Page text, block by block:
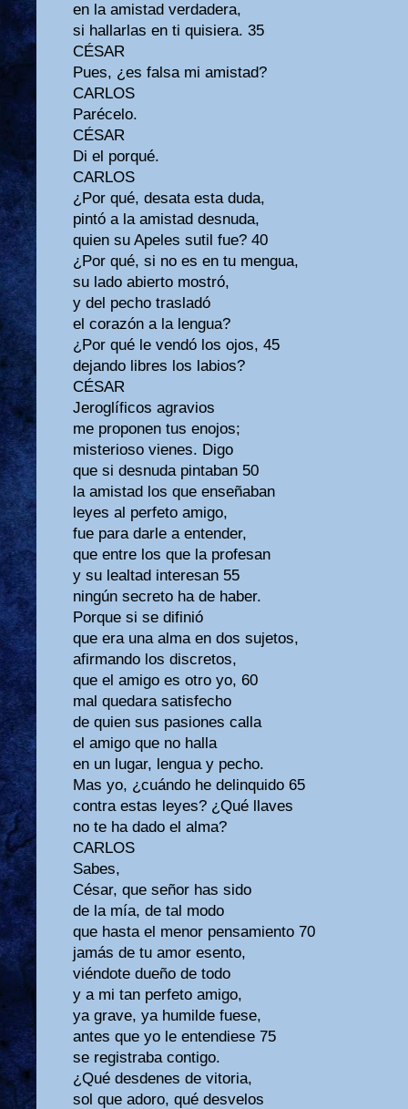
en la amistad verdadera,
si hallarlas en ti quisiera. 35
CÉSAR
Pues, ¿es falsa mi amistad?
CARLOS
Parécelo.
CÉSAR
Di el porqué.
CARLOS
¿Por qué, desata esta duda,
pintó a la amistad desnuda,
quien su Apeles sutil fue? 40
¿Por qué, si no es en tu mengua,
su lado abierto mostró,
y del pecho trasladó
el corazón a la lengua?
¿Por qué le vendó los ojos, 45
dejando libres los labios?
CÉSAR
Jeroglíficos agravios
me proponen tus enojos;
misterioso vienes. Digo
que si desnuda pintaban 50
la amistad los que enseñaban
leyes al perfeto amigo,
fue para darle a entender,
que entre los que la profesan
y su lealtad interesan 55
ningún secreto ha de haber.
Porque si se difinió
que era una alma en dos sujetos,
afirmando los discretos,
que el amigo es otro yo, 60
mal quedara satisfecho
de quien sus pasiones calla
el amigo que no halla
en un lugar, lengua y pecho.
Mas yo, ¿cuándo he delinquido 65
contra estas leyes? ¿Qué llaves
no te ha dado el alma?
CARLOS
Sabes,
César, que señor has sido
de la mía, de tal modo
que hasta el menor pensamiento 70
jamás de tu amor esento,
viéndote dueño de todo
y a mi tan perfeto amigo,
ya grave, ya humilde fuese,
antes que yo le entendiese 75
se registraba contigo.
¿Qué desdenes de vitoria,
sol que adoro, qué desvelos